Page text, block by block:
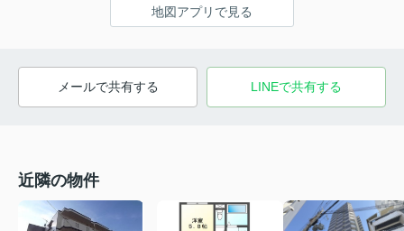
地図アプリで見る
メールで共有する LINEで共有する
近隣の物件